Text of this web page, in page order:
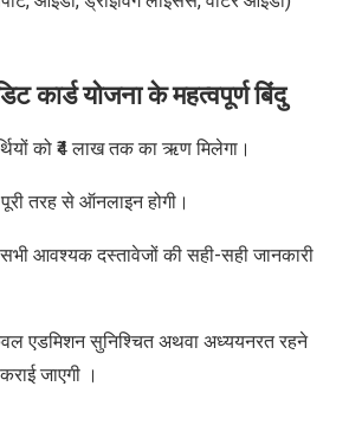
कार्ड योजना केमहत्वपूर्ण बिंदु
को ₹4 लाख तक का ऋण मिलेगा।
तरह से ऑनलाइन होगी।
आवश्यक दस्तावेजों की सही-सही जानकारी
एडमिशन सुनिश्चित अथवा अध्ययनरत रहने
जाएगी ।